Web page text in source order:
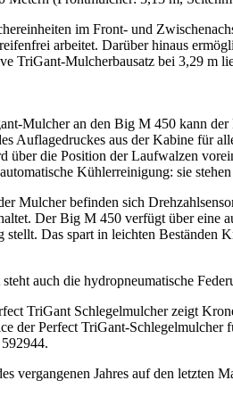
im Front- und
arbeitet. Darüber hinaus
TriGant-Mulcherbausatz bei 3,29 m
Mulcher an den Big M 450 kann
Auflagedruckes aus der Kabine für
über die Position der Laufwalzen
Kühlerreinigung: sie
Mulcher befinden sich
Der Big M 450 verfügt über
stellt. Das spart in leichten
auch die hydropneumatische
TriGant Schlegelmulcher zeigt
der Perfect TriGant-
vergangenen Jahres auf den letzten